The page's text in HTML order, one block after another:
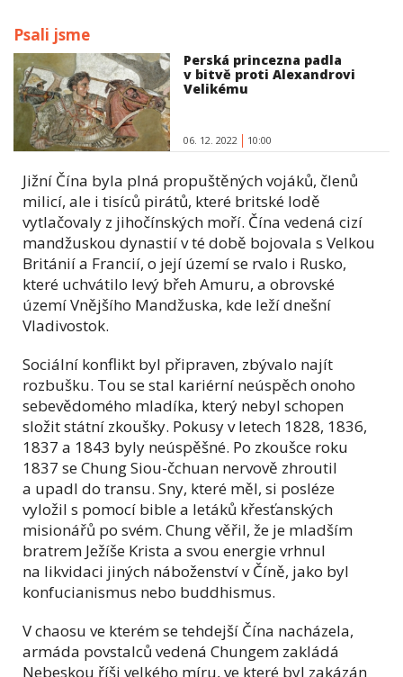
Psali jsme
Perská princezna padla
v bitvě proti Alexandrovi
Velikému
06. 12. 2022 10:00
Jižní Čína byla plná propuštěných vojáků, členů
milicí, ale i tisíců pirátů, které britské lodě
vytlačovaly z jihočínských moří. Čína vedená cizí
mandžuskou dynastií v té době bojovala s Velkou
Británií a Francií, o její území se rvalo i Rusko,
které uchvátilo levý břeh Amuru, a obrovské
území Vnějšího Mandžuska, kde leží dnešní
Vladivostok.
Sociální konflikt byl připraven, zbývalo najít
rozbušku. Tou se stal kariérní neúspěch onoho
sebevědomého mladíka, který nebyl schopen
složit státní zkoušky. Pokusy v letech 1828, 1836,
1837 a 1843 byly neúspěšné. Po zkoušce roku
1837 se Chung Siou-čchuan nervově zhroutil
a upadl do transu. Sny, které měl, si posléze
vyložil s pomocí bible a letáků křesťanských
misionářů po svém. Chung věřil, že je mladším
bratrem Ježíše Krista a svou energie vrhnul
na likvidaci jiných náboženství v Číně, jako byl
konfucianismus nebo buddhismus.
V chaosu ve kterém se tehdejší Čína nacházela,
armáda povstalců vedená Chungem zakládá
Nebeskou říši velkého míru, ve které byl zakázán